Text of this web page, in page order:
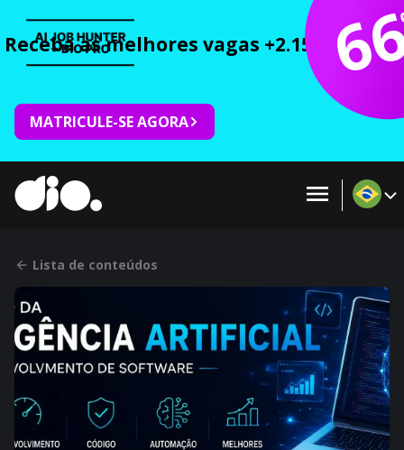
Receba as melhores vagas +2.150 cursos
MATRICULE-SE AGORA
Lista de conteúdos